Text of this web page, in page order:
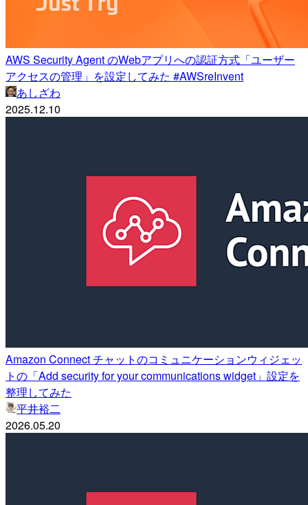
AWS Security Agent のWebアプリへの認証方式「ユーザー
アクセスの管理」を設定してみた #AWSreInvent
あしざわ
2025.12.10
Amazon Connect チャットのコミュニケーションウィジェッ
トの「Add security for your communications widget」設定を
整理してみた
平井裕二
2026.05.20